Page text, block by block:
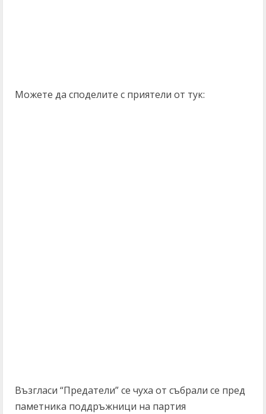
Можете да споделите с приятели от тук:
Възгласи “Предатели” се чуха от събрали се пред
паметника поддръжници на партия